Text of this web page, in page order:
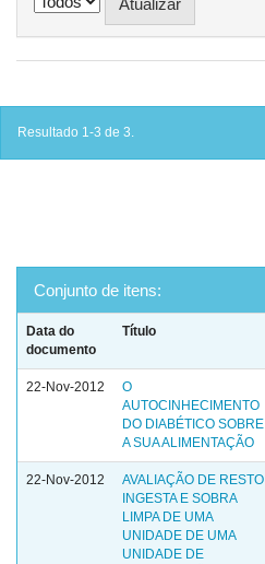
Resultado 1-3 de 3.
Conjunto de itens:
Data do
documento
Título
22-Nov-2012
O
AUTOCINHECIMENTO
DO DIABÉTICO SOBRE
A SUA ALIMENTAÇÃO
22-Nov-2012
AVALIAÇÃO DE RESTO
INGESTA E SOBRA
LIMPA DE UMA
UNIDADE DE UMA
UNIDADE DE